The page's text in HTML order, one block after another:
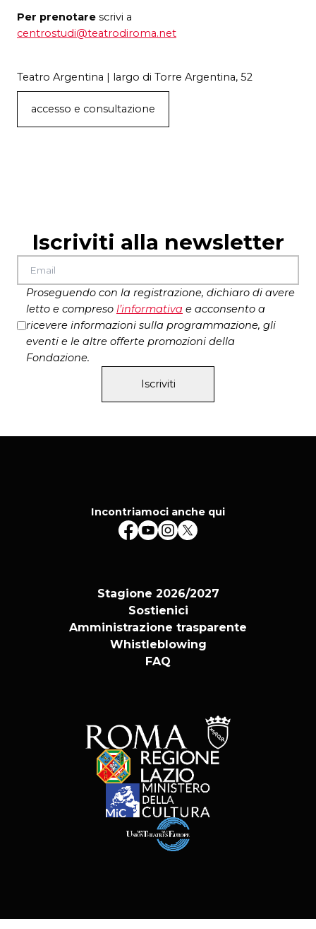
Per prenotare scrivi a
centrostudi@teatrodiroma.net
Teatro Argentina | largo di Torre Argentina, 52
accesso e consultazione
Iscriviti alla newsletter
Proseguendo con la registrazione, dichiaro di avere
letto e compreso l’informativa e acconsento a
ricevere informazioni sulla programmazione, gli
eventi e le altre offerte promozioni della
Fondazione.
Iscriviti
Incontriamoci anche qui
Stagione 2026/2027
Sostienici
Amministrazione trasparente
Whistleblowing
FAQ